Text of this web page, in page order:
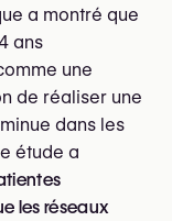
a montré que
ans
une
de réaliser une
dans les
étude a
les réseaux